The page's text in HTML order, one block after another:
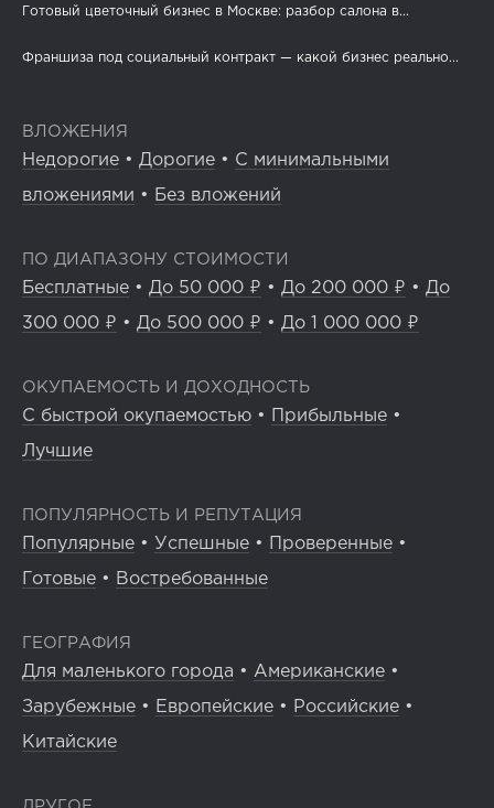
Готовый цветочный бизнес в Москве: разбор салона в...
Франшиза под социальный контракт — какой бизнес реально...
ВЛОЖЕНИЯ
Недорогие • Дорогие • С минимальными
вложениями • Без вложений
ПО ДИАПАЗОНУ СТОИМОСТИ
Бесплатные • До 50 000 ₽ • До 200 000 ₽ • До
300 000 ₽ • До 500 000 ₽ • До 1 000 000 ₽
ОКУПАЕМОСТЬ И ДОХОДНОСТЬ
С быстрой окупаемостью • Прибыльные •
Лучшие
ПОПУЛЯРНОСТЬ И РЕПУТАЦИЯ
Популярные • Успешные • Проверенные •
Готовые • Востребованные
ГЕОГРАФИЯ
Для маленького города • Американские •
Зарубежные • Европейские • Российские •
Китайские